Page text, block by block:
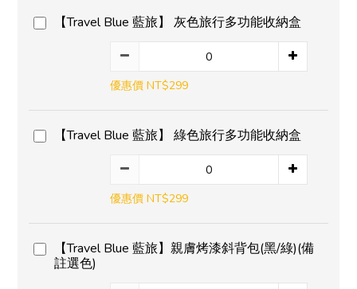
【Travel Blue 藍旅】 灰色旅行多功能收納盒
優惠價 NT$299
【Travel Blue 藍旅】 綠色旅行多功能收納盒
優惠價 NT$299
【Travel Blue 藍旅】親膚烤漆斜背包(黑/綠)(備
註選色)